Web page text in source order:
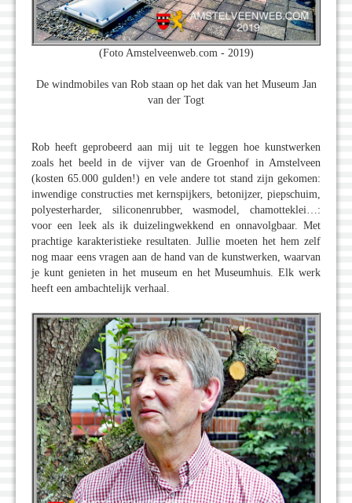
(Foto Amstelveenweb.com - 2019)
De windmobiles van Rob staan op het dak van het Museum Jan
van der Togt
Rob heeft geprobeerd aan mij uit te leggen hoe kunstwerken
zoals het beeld in de vijver van de Groenhof in Amstelveen
(kosten 65.000 gulden!) en vele andere tot stand zijn gekomen:
inwendige constructies met kernspijkers, betonijzer, piepschuim,
polyesterharder, siliconenrubber, wasmodel, chamotteklei…:
voor een leek als ik duizelingwekkend en onnavolgbaar. Met
prachtige karakteristieke resultaten. Jullie moeten het hem zelf
nog maar eens vragen aan de hand van de kunstwerken, waarvan
je kunt genieten in het museum en het Museumhuis. Elk werk
heeft een ambachtelijk verhaal.